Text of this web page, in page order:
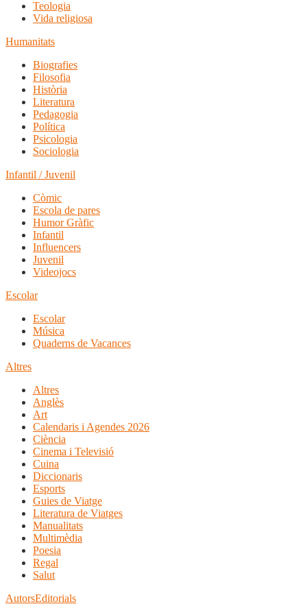
Teologia
Vida religiosa
Humanitats
Biografies
Filosofia
Història
Literatura
Pedagogia
Política
Psicologia
Sociologia
Infantil / Juvenil
Còmic
Escola de pares
Humor Gràfic
Infantil
Influencers
Juvenil
Videojocs
Escolar
Escolar
Música
Quaderns de Vacances
Altres
Altres
Anglès
Art
Calendaris i Agendes 2026
Ciència
Cinema i Televisió
Cuina
Diccionaris
Esports
Guies de Viatge
Literatura de Viatges
Manualitats
Multimèdia
Poesia
Regal
Salut
AutorsEditorials